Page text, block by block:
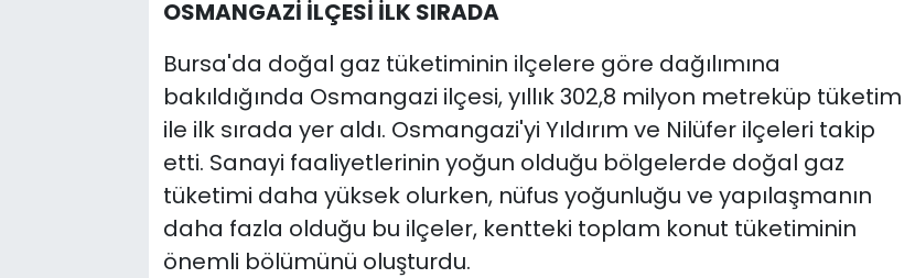
OSMANGAZİ İLÇESİ İLK SIRADA
Bursa'da doğal gaz tüketiminin ilçelere göre dağılımına
bakıldığında Osmangazi ilçesi, yıllık 302,8 milyon metreküp tüketim
ile ilk sırada yer aldı. Osmangazi'yi Yıldırım ve Nilüfer ilçeleri takip
etti. Sanayi faaliyetlerinin yoğun olduğu bölgelerde doğal gaz
tüketimi daha yüksek olurken, nüfus yoğunluğu ve yapılaşmanın
daha fazla olduğu bu ilçeler, kentteki toplam konut tüketiminin
önemli bölümünü oluşturdu.